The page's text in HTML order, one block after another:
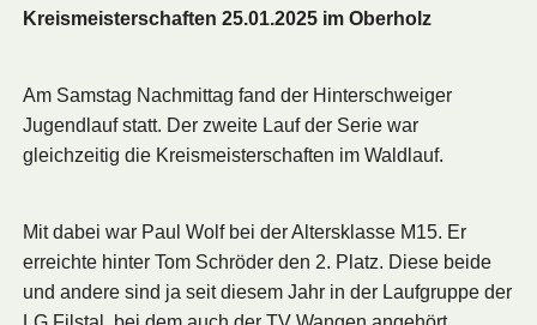
Kreismeisterschaften 25.01.2025 im Oberholz
Am Samstag Nachmittag fand der Hinterschweiger
Jugendlauf statt. Der zweite Lauf der Serie war
gleichzeitig die Kreismeisterschaften im Waldlauf.
Mit dabei war Paul Wolf bei der Altersklasse M15. Er
erreichte hinter Tom Schröder den 2. Platz. Diese beide
und andere sind ja seit diesem Jahr in der Laufgruppe der